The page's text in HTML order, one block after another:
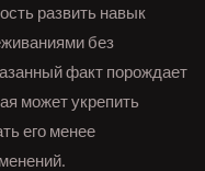
развить навык
без
факт порождает
может укрепить
его менее